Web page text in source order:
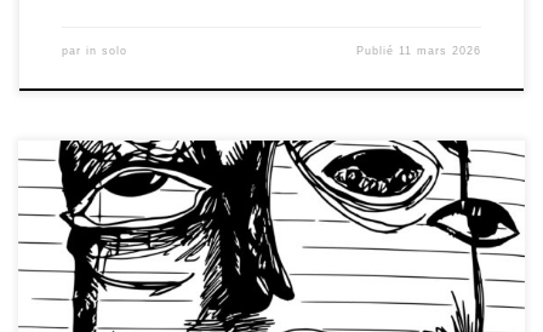
par in solo Publié 11 mars 2026
Comme disait Marc Aurèle, :“Animae tuae colorem cogitationes tuae
faciunt.” Son à fond, …. Il y a des périodes où les sons ne suffisent
plus. Où les fréquences, les nappes, les plantes qui chantent dans
les circuits électroniques continuent leur chemin… mais où les